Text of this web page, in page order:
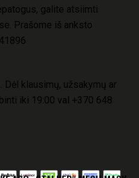
galite atsiimti
Prašome iš anksto
Dėl klausimų, užsakymų ar
iki 19:00 val +370 648